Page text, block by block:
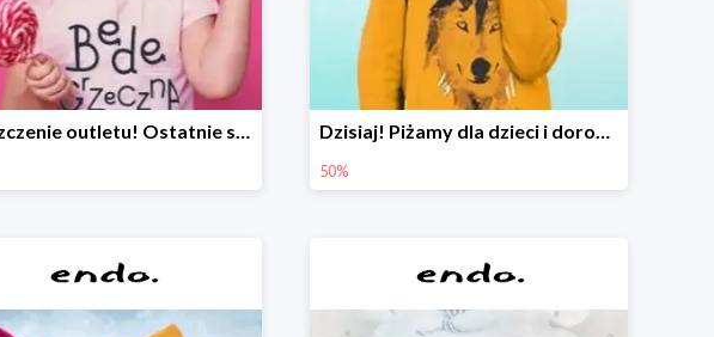
Czyszczenie outletu! Ostatnie sztuki do -80% Dzisiaj! Piżamy dla dzieci i dorosłych -50%
50%